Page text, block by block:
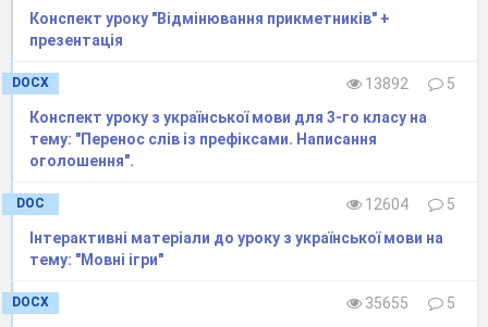
Конспект уроку "Відмінювання прикметників" +
презентація
DOCX 13892
5
Конспект уроку з української мови для 3-го класу на
тему: "Перенос слів із префіксами. Написання
оголошення".
DOC 12604
5
Інтерактивні матеріали до уроку з української мови на
тему: "Мовні ігри"
DOCX 35655
5